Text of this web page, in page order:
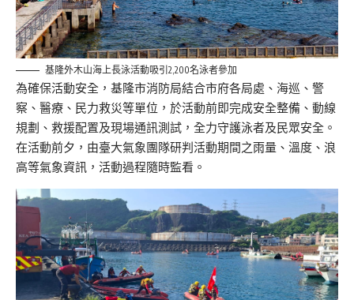
基隆外木山海上長泳活動吸引2,200名泳者參加
為確保活動安全，基隆市消防局結合市府各局處、海巡、警
察、醫療、民力救災等單位，於活動前即完成安全整備、動線
規劃、救援配置及現場通訊測試，全力守護泳者及民眾安全。
在活動前夕，由臺大氣象團隊研判活動期間之雨量、溫度、浪
高等氣象資訊，活動過程隨時監看。